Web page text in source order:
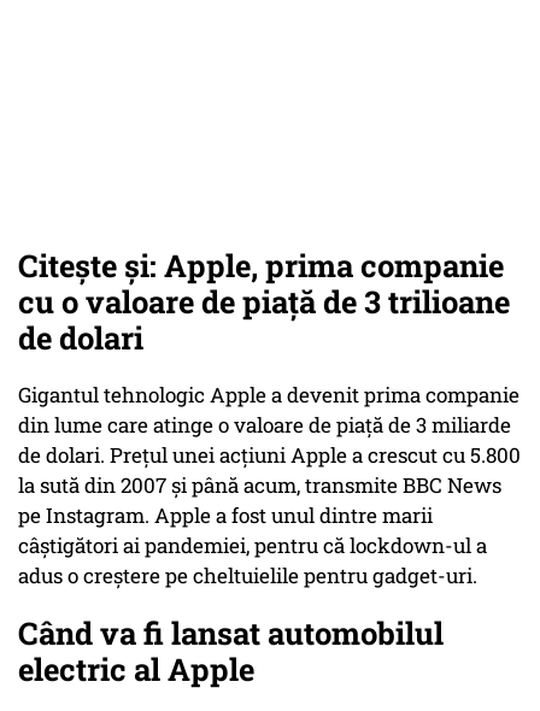
Citește și: Apple, prima companie
cu o valoare de piaţă de 3 trilioane
de dolari
Gigantul tehnologic Apple a devenit prima companie
din lume care atinge o valoare de piaţă de 3 miliarde
de dolari. Preţul unei acţiuni Apple a crescut cu 5.800
la sută din 2007 şi până acum, transmite BBC News
pe Instagram. Apple a fost unul dintre marii
câştigători ai pandemiei, pentru că lockdown-ul a
adus o creştere pe cheltuielile pentru gadget-uri.
Când va fi lansat automobilul
electric al Apple